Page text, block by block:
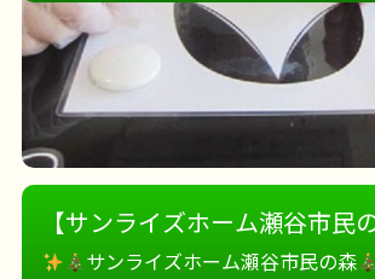
【サンライズホーム瀬谷市民
マステ クリスマス～
サンライズホーム瀬谷市民の森